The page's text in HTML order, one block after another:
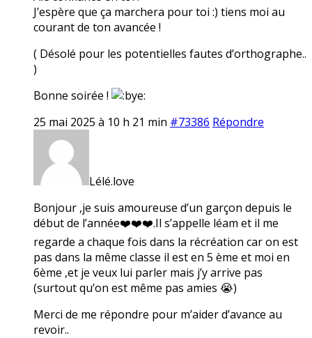
J’espère que ça marchera pour toi :) tiens moi au
courant de ton avancée !
( Désolé pour les potentielles fautes d’orthographe..
)
Bonne soirée !
25 mai 2025 à 10 h 21 min #73386 Répondre
Lélé.love
Bonjour ,je suis amoureuse d’un garçon depuis le
début de l’année❤️❤️❤️.Il s’appelle léam et il me
regarde a chaque fois dans la récréation car on est
pas dans la même classe il est en 5 ème et moi en
6ème ,et je veux lui parler mais j’y arrive pas
(surtout qu’on est même pas amies 😭)
Merci de me répondre pour m’aider d’avance au
revoir..